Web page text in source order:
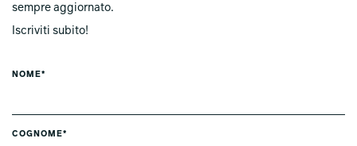
sempre aggiornato.
Iscriviti subito!
NOME*
COGNOME*